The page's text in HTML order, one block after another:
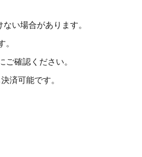
い場合があります。
確認ください。
済可能です。